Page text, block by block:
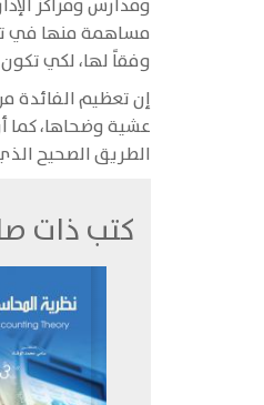
ومدارس ومراكز
مساهمة منها في
وفقاً لها، لكي تكون
إن تعظيم الفائدة
عشية وضحاها، كما
الطريق الصحيح
كتب ذات